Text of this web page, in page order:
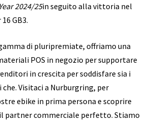
2024/25in seguito alla vittoria nel
GB3.
di pluripremiate, offriamo una
POS in negozio per supportare
in crescita per soddisfare sia i
Visitaci a Nurburgring, per
ebike in prima persona e scoprire
partner commerciale perfetto. Stiamo